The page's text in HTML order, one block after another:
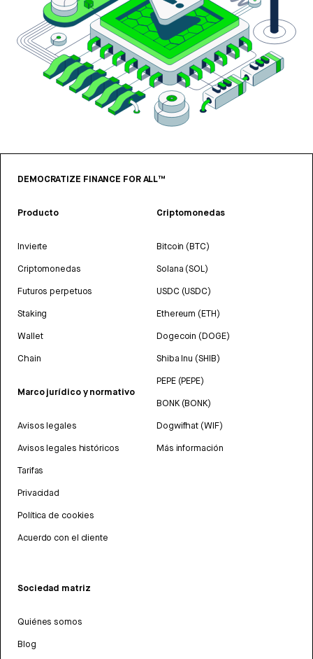
DEMOCRATIZE FINANCE FOR ALL™
Producto
Invierte
Criptomonedas
Futuros perpetuos
Staking
Wallet
Chain
Marco jurídico y normativo
Avisos legales
Avisos legales históricos
Tarifas
Privacidad
Política de cookies
Acuerdo con el cliente
Criptomonedas
Bitcoin (BTC)
Solana (SOL)
USDC (USDC)
Ethereum (ETH)
Dogecoin (DOGE)
Shiba Inu (SHIB)
PEPE (PEPE)
BONK (BONK)
Dogwifhat (WIF)
Más información
Sociedad matriz
Quiénes somos
Blog